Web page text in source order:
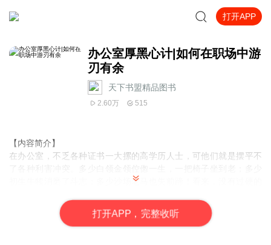
打开APP
办公室厚黑心计|如何在职场中游
刃有余
天下书盟精品图书
2.60万 515
【内容简介】
在办公室，不乏各种证书一大摞的高学历人士，可他们就是摆平不
初生牛犊消磨了斗志；多少沙场老马也失前蹄！看来，没有过硬的
世界上难办的是人与人之间的事情，难处理的是人与人之间的关
系。复杂的办公室中，如何建立融洽的人脉关系？莫测的职场中，
打开APP，完整收听